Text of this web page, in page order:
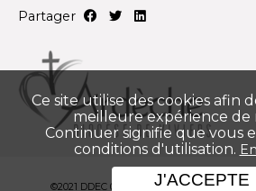
Partager
©2021 DDEC 07 Mentions légales
Ce site utilise des cookies afin
meilleure expérience de
Continuer signifie que vous
conditions d'utilisation.
J'ACCEPTE